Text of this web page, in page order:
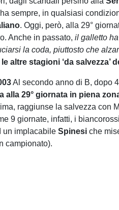
sempre, in qualsiasi
. Oggi, però, alla 29°
Anche in passato,il galletto
la coda, piuttosto che
altre stagioni ‘da salvezza’
Al secondo anno di B, dopo
alla 29° giornata in piena
raggiunse la salvezza con
9 giornate, infatti, i
un implacabileSpinesiche
campionato).